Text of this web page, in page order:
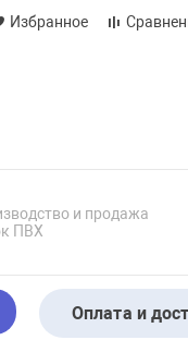
Избранное
и продажа
ПВХ
Оплата и